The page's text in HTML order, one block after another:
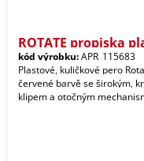
ROTATE propiska
kód výrobku:APR_115683
Plastové, kuličkové pero
červené barvě se širokým,
klipem a otočným